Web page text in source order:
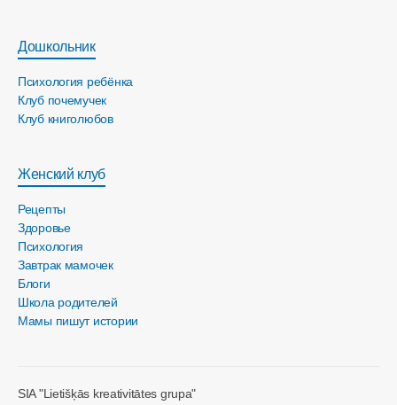
Дошкольник
Психология ребёнка
Клуб почемучек
Клуб книголюбов
Женский клуб
Рецепты
Здоровье
Психология
Завтрак мамочек
Блоги
Школа родителей
Мамы пишут истории
SIA "Lietišķās kreativitātes grupa"